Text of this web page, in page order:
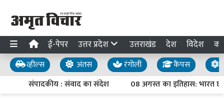
ई-पेपर उत्तर प्रदेश उत्तराखंड देश विदेश
व्हील्स अंतस रंगोली कैंपस
संपादकीय : संवाद का संदेश
08 अगस्त का इतिहास: भारत